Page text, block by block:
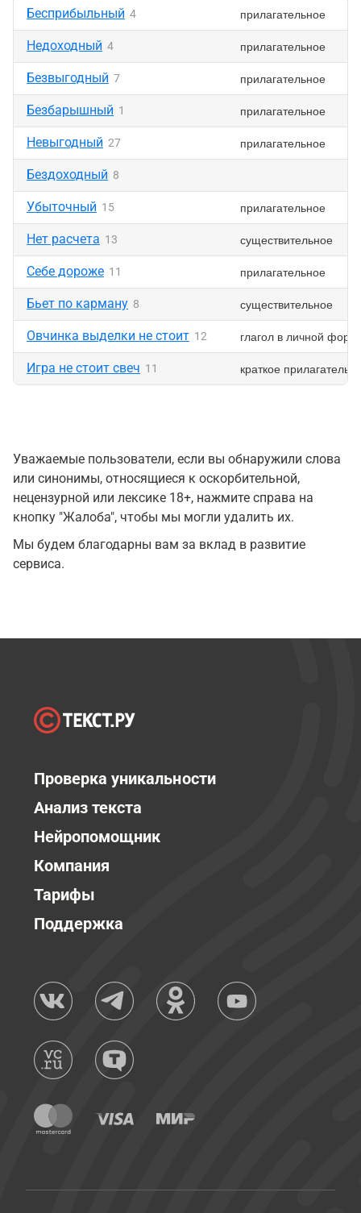
Бесприбыльный 4 прилагательное
Недоходный 4 прилагательное
Безвыгодный 7 прилагательное
Безбарышный 1 прилагательное
Невыгодный 27 прилагательное
Бездоходный 8
Убыточный 15 прилагательное
Нет расчета 13 существительное
Себе дороже 11 прилагательное
Бьет по карману 8 существительное
Овчинка выделки не стоит 12 глагол в личной
Игра не стоит свеч 11 краткое
Уважаемые пользователи, если вы обнаружили слова
или синонимы, относящиеся к оскорбительной,
нецензурной или лексике 18+, нажмите справа на
кнопку "Жалоба", чтобы мы могли удалить их.
Мы будем благодарны вам за вклад в развитие
сервиса.
Проверка уникальности
Анализ текста
Нейропомощник
Компания
Тарифы
Поддержка